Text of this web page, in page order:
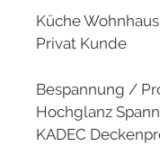
Küche Wohnhaus
Privat Kunde
Bespannung /
Hochglanz
KADEC